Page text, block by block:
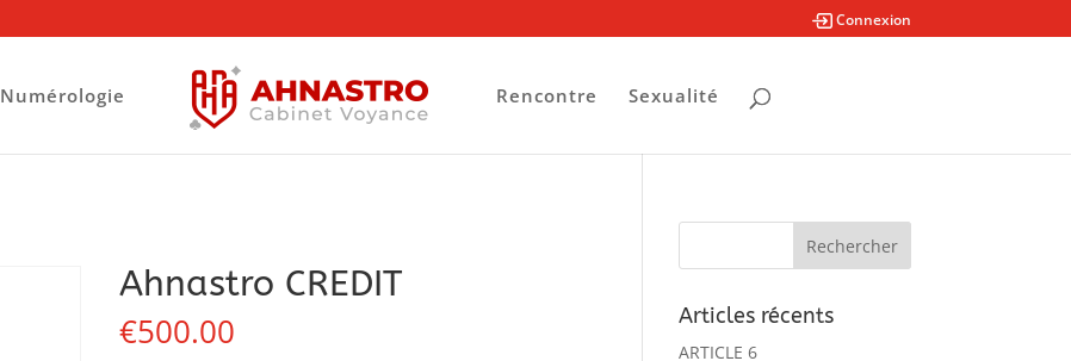
Connexion
Numérologie Rencontre Sexualité
Ahnastro CREDIT
€500.00 Articles récents
ARTICLE 6